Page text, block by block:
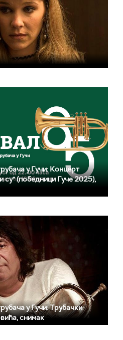
у Гучи: Концерт
су" (победници Гуче 2025),
у Гучи: Трубачки
снимак